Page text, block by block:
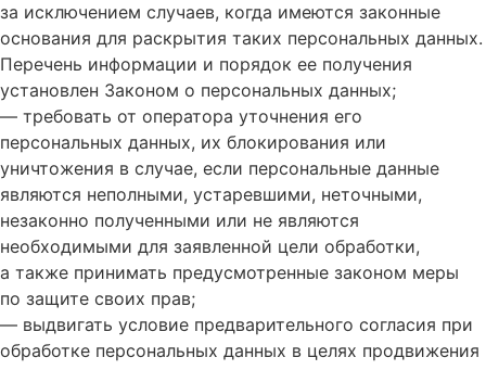
за исключением случаев, когда имеются законные
основания для раскрытия таких персональных данных.
Перечень информации и порядок ее получения
установлен Законом о персональных данных;
— требовать от оператора уточнения его
персональных данных, их блокирования или
уничтожения в случае, если персональные данные
являются неполными, устаревшими, неточными,
незаконно полученными или не являются
необходимыми для заявленной цели обработки,
а также принимать предусмотренные законом меры
по защите своих прав;
— выдвигать условие предварительного согласия при
обработке персональных данных в целях продвижения